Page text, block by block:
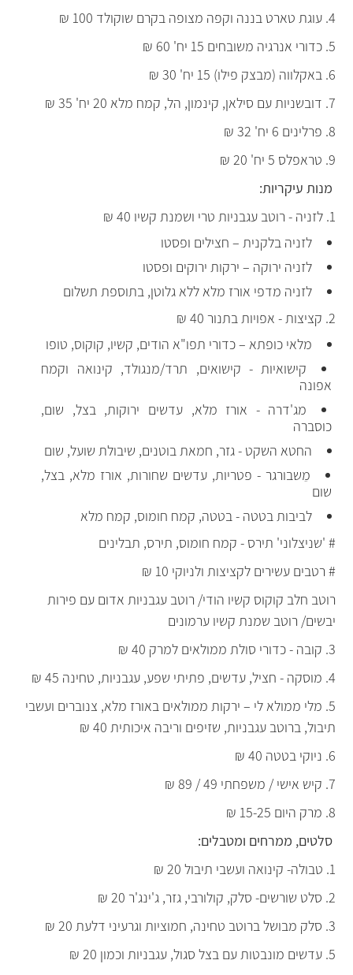
4. עוגת טארט בננה וקפה מצופה בקרם שוקולד 100 ₪
5. כדורי אנרגיה משובחים 15 יח' 60 ₪
6. באקלווה (מבצק פילו) 15 יח' 30 ₪
7. דובשניות עם סילאן, קינמון, הל, קמח מלא 20 יח' 35 ₪
8. פרלינים 6 יח' 32 ₪
9. טראפלס 5 יח' 20 ₪
מנות עיקריות:
1. לזניה - רוטב עגבניות טרי ושמנת קשיו 40 ₪
לזניה בלקנית – חצילים ופסטו
לזניה ירוקה – ירקות ירוקים ופסטו
לזניה מדפי אורז מלא ללא גלוטן, בתוספת תשלום
2. קציצות - אפויות בתנור 40 ₪
מלאי כופתא – כדורי תפו"א הודים, קשיו, קוקוס, טופו
קישואיות - קישואים, תרד/מנגולד, קינואה וקמח
אפונה
מג'דרה - אורז מלא, עדשים ירוקות, בצל, שום,
כוסברה
החטא השקט - גזר, חמאת בוטנים, שיבולת שועל, שום
מֵשבורגר - פטריות, עדשים שחורות, אורז מלא, בצל,
שום
לביבות בטטה - בטטה, קמח חומוס, קמח מלא
# 'שניצלוני' תירס - קמח חומוס, תירס, תבלינים
# רטבים עשירים לקציצות ולניוקי 10 ₪
רוטב חלב קוקוס קשיו הודי/ רוטב עגבניות אדום עם פירות
יבשים/ רוטב שמנת קשיו ערמונים
3. קובה - כדורי סולת ממולאים למרק 40 ₪
4. מוסקה - חציל, עדשים, פתיתי שפע, עגבניות, טחינה 45 ₪
5. מלי ממולא לי – ירקות ממולאים באורז מלא, צנוברים ועשבי
תיבול, ברוטב עגבניות, שזיפים וריבה איכותית 40 ₪
6. ניוקי בטטה 40 ₪
7. קיש אישי / משפחתי 49 / 89 ₪
8. מרק היום 15-25 ₪
סלטים, ממרחים ומטבלים:
1. טבולה- קינואה ועשבי תיבול 20 ₪
2. סלט שורשים- סלק, קולורבי, גזר, ג'ינג'ר 20 ₪
3. סלק מבושל ברוטב טחינה, חמוציות וגרעיני דלעת 20 ₪
5. עדשים מונבטות עם בצל סגול, עגבניות וכמון 20 ₪